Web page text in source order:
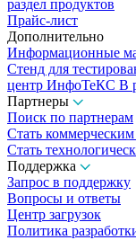
раздел продуктов
Прайс-лист
Дополнительно
Информационные
Стенд для
центр ИнфоТеКС В
Партнеры
Поиск по партнерам
Стать
Стать
Поддержка
Запрос в поддержку
Вопросы и ответы
Центр загрузок
Политика